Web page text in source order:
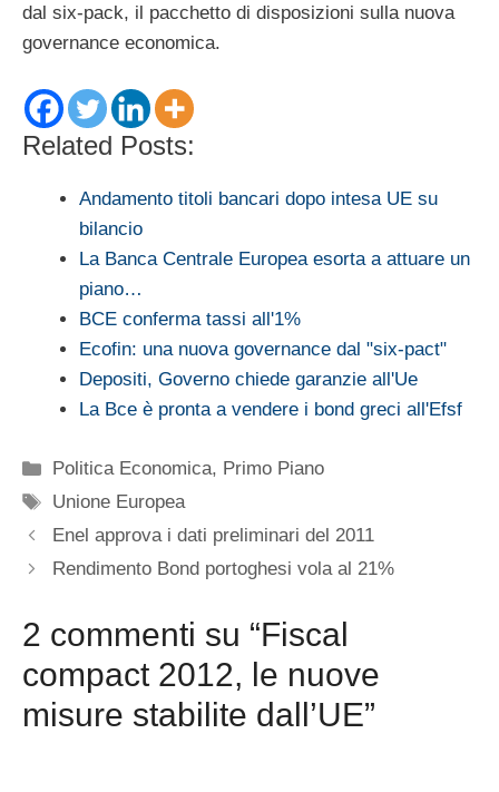
dal six-pack, il pacchetto di disposizioni sulla nuova
governance economica.
Related Posts:
Andamento titoli bancari dopo intesa UE su
bilancio
La Banca Centrale Europea esorta a attuare un
piano…
BCE conferma tassi all'1%
Ecofin: una nuova governance dal "six-pact"
Depositi, Governo chiede garanzie all'Ue
La Bce è pronta a vendere i bond greci all'Efsf
Categorie
Politica Economica, Primo Piano
Tag
Unione Europea
Enel approva i dati preliminari del 2011
Rendimento Bond portoghesi vola al 21%
2 commenti su “Fiscal
compact 2012, le nuove
misure stabilite dall’UE”